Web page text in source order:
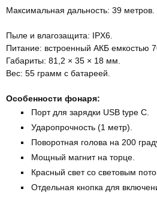
Максимальная дальность: 39 метров.
Пыле и влагозащита: IPX6.
Питание: встроенный АКБ емкостью
Габариты: 81,2 × 35 × 18 мм.
Вес: 55 грамм с батареей.
Особенности фонаря:
Порт для зарядки USB type C.
Ударопрочность (1 метр).
Поворотная голова на 200
Мощный магнит на торце.
Красный свет со световым
Отдельная кнопка для